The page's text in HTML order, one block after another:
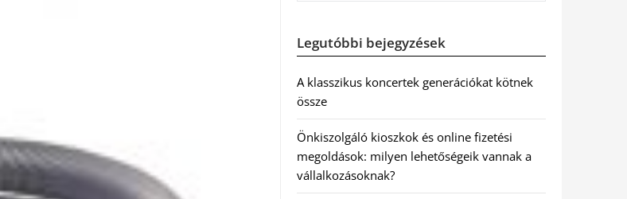
Legutóbbi bejegyzések
A klasszikus koncertek generációkat kötnek
össze
Önkiszolgáló kioszkok és online fizetési
megoldások: milyen lehetőségeik vannak a
vállalkozásoknak?